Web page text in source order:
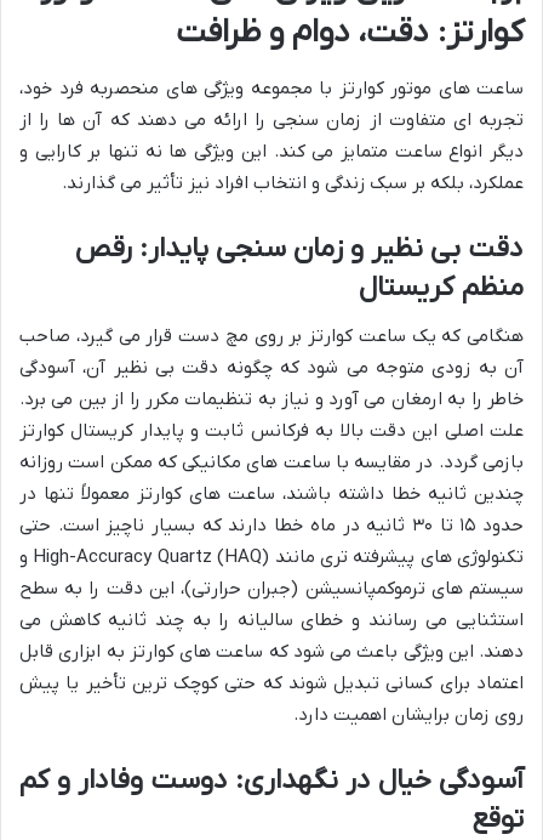
کوارتز: دقت، دوام و ظرافت
ساعت های موتور کوارتز با مجموعه ویژگی های منحصربه فرد خود،
تجربه ای متفاوت از زمان سنجی را ارائه می دهند که آن ها را از
دیگر انواع ساعت متمایز می کند. این ویژگی ها نه تنها بر کارایی و
عملکرد، بلکه بر سبک زندگی و انتخاب افراد نیز تأثیر می گذارند.
دقت بی نظیر و زمان سنجی پایدار: رقص
منظم کریستال
هنگامی که یک ساعت کوارتز بر روی مچ دست قرار می گیرد، صاحب
آن به زودی متوجه می شود که چگونه دقت بی نظیر آن، آسودگی
خاطر را به ارمغان می آورد و نیاز به تنظیمات مکرر را از بین می برد.
علت اصلی این دقت بالا به فرکانس ثابت و پایدار کریستال کوارتز
بازمی گردد. در مقایسه با ساعت های مکانیکی که ممکن است روزانه
چندین ثانیه خطا داشته باشند، ساعت های کوارتز معمولاً تنها در
حدود ۱۵ تا ۳۰ ثانیه در ماه خطا دارند که بسیار ناچیز است. حتی
تکنولوژی های پیشرفته تری مانند High-Accuracy Quartz (HAQ) و
سیستم های ترموکمپانسیشن (جبران حرارتی)، این دقت را به سطح
استثنایی می رسانند و خطای سالیانه را به چند ثانیه کاهش می
دهند. این ویژگی باعث می شود که ساعت های کوارتز به ابزاری قابل
اعتماد برای کسانی تبدیل شوند که حتی کوچک ترین تأخیر یا پیش
روی زمان برایشان اهمیت دارد.
آسودگی خیال در نگهداری: دوست وفادار و کم
توقع